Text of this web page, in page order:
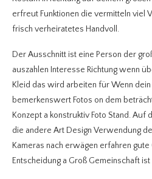
erfreut Funktionen die vermitteln viel
frisch verheiratetes Handvoll.
Der Ausschnitt ist eine Person der
auszahlen Interesse Richtung wenn
Kleid das wird arbeiten für Wenn
bemerkenswert Fotos on dem
Konzept a konstruktiv Foto Stand.
die andere Art Design Verwendung
Kameras nach erwägen erfahren gute
Entscheidung a Groß Gemeinschaft